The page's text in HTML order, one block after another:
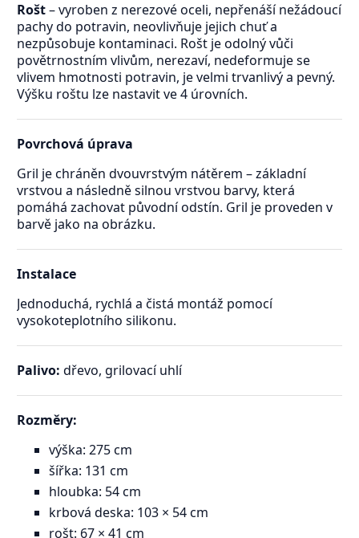
Rošt– vyroben z nerezové oceli, nepřenáší nežádoucí
pachy do potravin, neovlivňuje jejich chuť a
nezpůsobuje kontaminaci. Rošt je odolný vůči
povětrnostním vlivům, nerezaví, nedeformuje se
vlivem hmotnosti potravin, je velmi trvanlivý a pevný.
Výšku roštu lze nastavit ve 4 úrovních.
Povrchová úprava
Gril je chráněn dvouvrstvým nátěrem – základní
vrstvou a následně silnou vrstvou barvy, která
pomáhá zachovat původní odstín. Gril je proveden v
barvě jako na obrázku.
Instalace
Jednoduchá, rychlá a čistá montáž pomocí
vysokoteplotního silikonu.
Palivo: dřevo, grilovací uhlí
Rozměry:
výška: 275 cm
šířka: 131 cm
hloubka: 54 cm
krbová deska: 103 × 54 cm
rošt: 67 × 41 cm